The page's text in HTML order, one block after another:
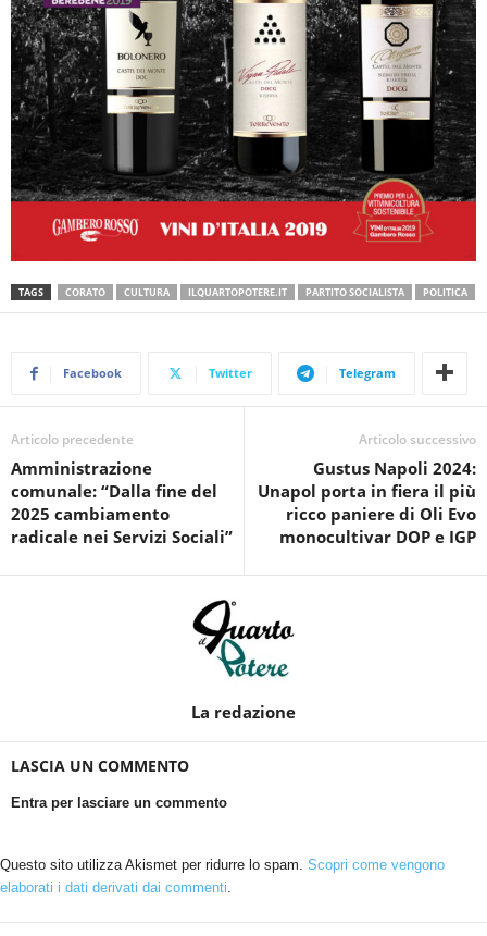
TAGS CORATO CULTURA ILQUARTOPOTERE.IT PARTITO SOCIALISTA POLITICA
Facebook Twitter Telegram
Articolo precedente
Amministrazione
comunale: “Dalla fine del
2025 cambiamento
radicale nei Servizi Sociali”
Articolo successivo
Gustus Napoli 2024:
Unapol porta in fiera il più
ricco paniere di Oli Evo
monocultivar DOP e IGP
La redazione
LASCIA UN COMMENTO
Entra per lasciare un commento
Questo sito utilizza Akismet per ridurre lo spam. Scopri come vengono
elaborati i dati derivati dai commenti.